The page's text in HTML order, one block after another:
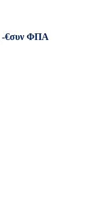
-€συν ΦΠΑ